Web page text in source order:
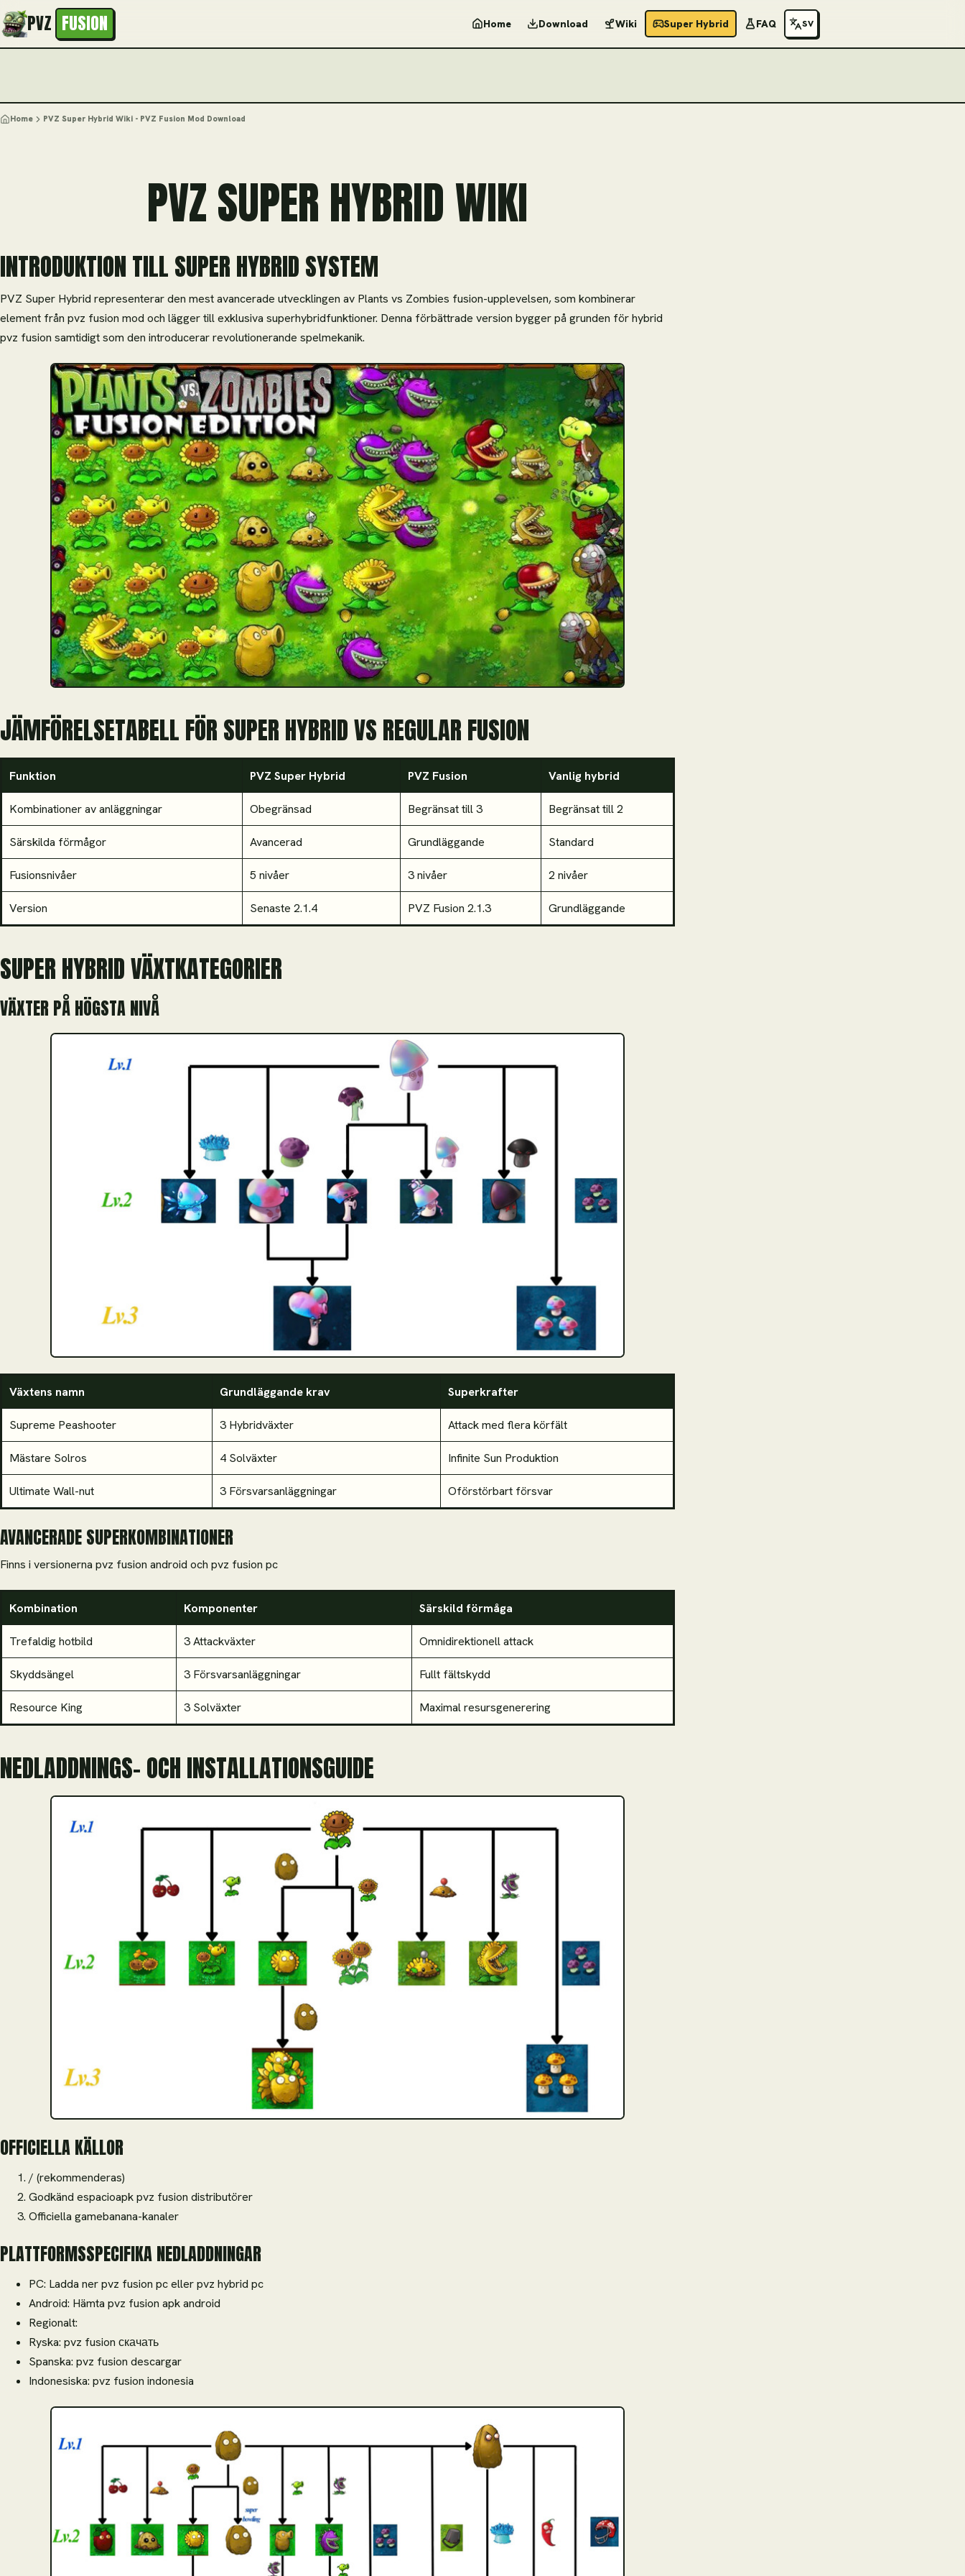
PVZ FUSION Home Download Wiki Super Hybrid FAQ SV
Home PVZ Super Hybrid Wiki - PVZ Fusion Mod Download
PVZ SUPER HYBRID WIKI
INTRODUKTION TILL SUPER HYBRID SYSTEM
PVZ Super Hybrid representerar den mest avancerade utvecklingen av Plants vs Zombies fusion-upplevelsen, som kombinerar
element från pvz fusion mod och lägger till exklusiva superhybridfunktioner. Denna förbättrade version bygger på grunden för hybrid
pvz fusion samtidigt som den introducerar revolutionerande spelmekanik.
JÄMFÖRELSETABELL FÖR SUPER HYBRID VS REGULAR FUSION
Funktion PVZ Super Hybrid PVZ Fusion Vanlig hybrid
Kombinationer av anläggningar Obegränsad Begränsat till 3 Begränsat till 2
Särskilda förmågor Avancerad Grundläggande Standard
Fusionsnivåer 5 nivåer 3 nivåer 2 nivåer
Version Senaste 2.1.4 PVZ Fusion 2.1.3 Grundläggande
SUPER HYBRID VÄXTKATEGORIER
VÄXTER PÅ HÖGSTA NIVÅ
Växtens namn Grundläggande krav Superkrafter
Supreme Peashooter 3 Hybridväxter Attack med flera körfält
Mästare Solros 4 Solväxter Infinite Sun Produktion
Ultimate Wall-nut 3 Försvarsanläggningar Oförstörbart försvar
AVANCERADE SUPERKOMBINATIONER
Finns i versionerna pvz fusion android och pvz fusion pc
Kombination Komponenter Särskild förmåga
Trefaldig hotbild 3 Attackväxter Omnidirektionell attack
Skyddsängel 3 Försvarsanläggningar Fullt fältskydd
Resource King 3 Solväxter Maximal resursgenerering
NEDLADDNINGS- OCH INSTALLATIONSGUIDE
OFFICIELLA KÄLLOR
/ (rekommenderas)
Godkänd espacioapk pvz fusion distributörer
Officiella gamebanana-kanaler
PLATTFORMSSPECIFIKA NEDLADDNINGAR
PC: Ladda ner pvz fusion pc eller pvz hybrid pc
Android: Hämta pvz fusion apk android
Regionalt:
Ryska: pvz fusion скачать
Spanska: pvz fusion descargar
Indonesiska: pvz fusion indonesia